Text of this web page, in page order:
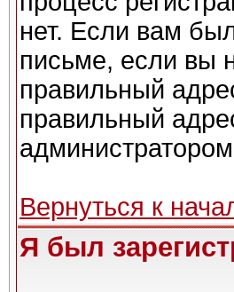
нет. Если вам
письме, если вы
правильный
правильный
Вернуться к
Я был